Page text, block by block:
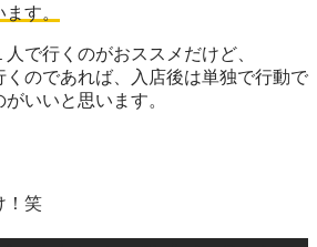
す。
で行くのがおススメだけど、
のであれば、
入店後は単独で行動で
いいと思います。
！笑